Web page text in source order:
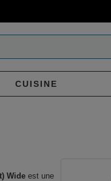
CUISINE
Wide est une